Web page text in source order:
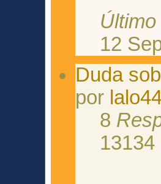
12
Duda
por
8
13134